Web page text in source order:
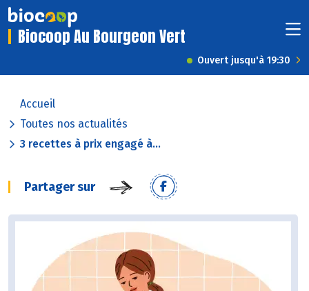
Biocoop Au Bourgeon Vert
Ouvert jusqu'à 19:30
Accueil
Toutes nos actualités
3 recettes à prix engagé à...
Partager sur